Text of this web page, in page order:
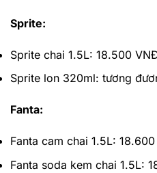
Sprite:
Sprite chai 1.5L: 18.500
Sprite lon 320ml: tương
Fanta:
Fanta cam chai 1.5L:
Fanta soda kem chai 1.5L: